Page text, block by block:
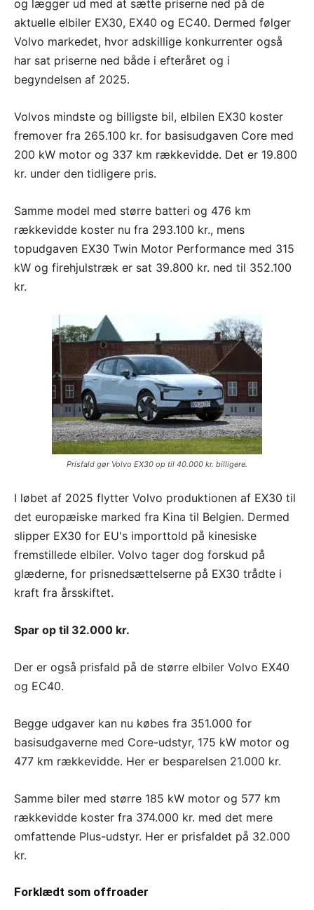
og lægger ud med at sætte priserne ned på de
aktuelle elbiler EX30, EX40 og EC40. Dermed følger
Volvo markedet, hvor adskillige konkurrenter også
har sat priserne ned både i efteråret og i
begyndelsen af 2025.
Volvos mindste og billigste bil, elbilen EX30 koster
fremover fra 265.100 kr. for basisudgaven Core med
200 kW motor og 337 km rækkevidde. Det er 19.800
kr. under den tidligere pris.
Samme model med større batteri og 476 km
rækkevidde koster nu fra 293.100 kr., mens
topudgaven EX30 Twin Motor Performance med 315
kW og firehjulstræk er sat 39.800 kr. ned til 352.100
kr.
Prisfald gør Volvo EX30 op til 40.000 kr. billigere.
I løbet af 2025 flytter Volvo produktionen af EX30 til
det europæiske marked fra Kina til Belgien. Dermed
slipper EX30 for EU's importtold på kinesiske
fremstillede elbiler. Volvo tager dog forskud på
glæderne, for prisnedsættelserne på EX30 trådte i
kraft fra årsskiftet.
Spar op til 32.000 kr.
Der er også prisfald på de større elbiler Volvo EX40
og EC40.
Begge udgaver kan nu købes fra 351.000 for
basisudgaverne med Core-udstyr, 175 kW motor og
477 km rækkevidde. Her er besparelsen 21.000 kr.
Samme biler med større 185 kW motor og 577 km
rækkevidde koster fra 374.000 kr. med det mere
omfattende Plus-udstyr. Her er prisfaldet på 32.000
kr.
Forklædt som offroader